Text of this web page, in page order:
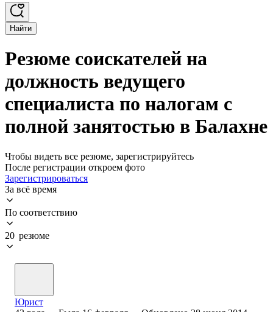
Найти
Резюме соискателей на
должность ведущего
специалиста по налогам с
полной занятостью в Балахне
Чтобы видеть все резюме, зарегистрируйтесь
После регистрации откроем фото
Зарегистрироваться
За всё время
По соответствию
20 резюме
Юрист